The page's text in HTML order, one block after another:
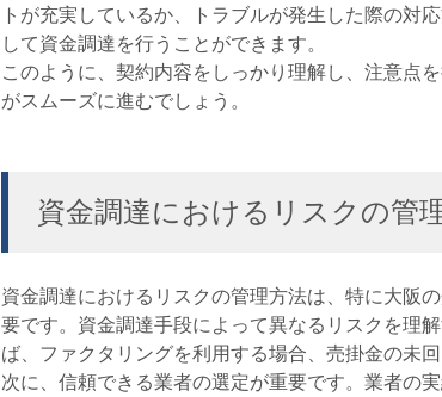
トが充実しているか、トラブルが発生した際の対
して資金調達を行うことができます。
このように、契約内容をしっかり理解し、注意点
がスムーズに進むでしょう。
資金調達におけるリスクの管
資金調達におけるリスクの管理方法は、特に大阪
要です。資金調達手段によって異なるリスクを理
ば、ファクタリングを利用する場合、売掛金の未
次に、信頼できる業者の選定が重要です。業者の